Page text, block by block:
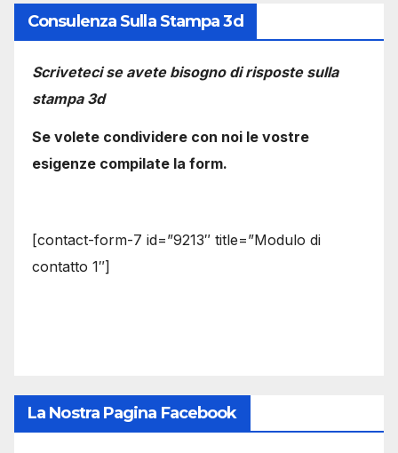
Consulenza Sulla Stampa 3d
Scriveteci se avete bisogno di risposte sulla
stampa 3d
Se volete condividere con noi le vostre
esigenze compilate la form.
[contact-form-7 id=”9213″ title=”Modulo di
contatto 1″]
La Nostra Pagina Facebook